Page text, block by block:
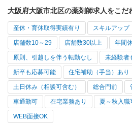
大阪府大阪市北区の薬剤師求人をこだ
産休・育休取得実績有り スキルアップ
店舗数10～29 店舗数30以上 年間
原則、引越しを伴う転勤なし 未経験者
新卒も応募可能 住宅補助（手当）あり
土日休み（相談可含む） 総合門前
車通勤可 在宅業務あり 夏～秋入職
WEB面接OK